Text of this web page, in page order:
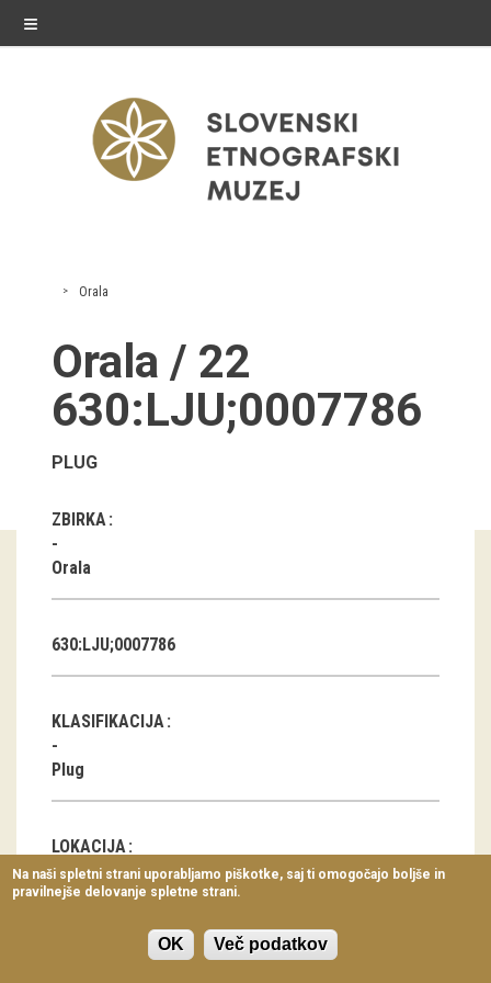
≡
razstave
Stalne razstave
Občasne razstave
Gostovanja
E-razstave
Virtualni sprehodi
Razstavni projekti
Napovednik
Arhiv razstav
Koledar dogodkov
Prireditve
Predavanja
Delavnice
Vodeni ogledi
Orala
Orala / 22
630:LJU;0007786
PLUG
ZBIRKA
Orala
630:LJU;0007786
KLASIFIKACIJA
Plug
LOKACIJA
Nevlje
Na naši spletni strani uporabljamo piškotke, saj ti omogočajo boljše in
pravilnejše delovanje spletne strani.
OK Več podatkov